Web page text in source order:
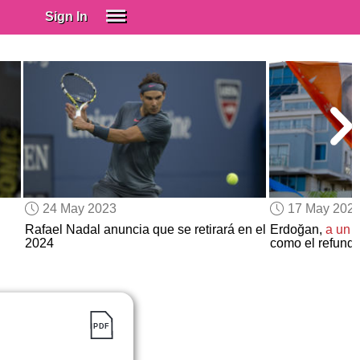
Sign In
Spanish (Spain)
Spanish (Latino)
SUBSCRIBE
EDUCATIONAL LICENSES
GIFT CARDS
OTHER LANGUAGES
24 May 2023
Rafael Nadal anuncia que se retirará en el
2024
17 May
Erdoğan,a un
como el